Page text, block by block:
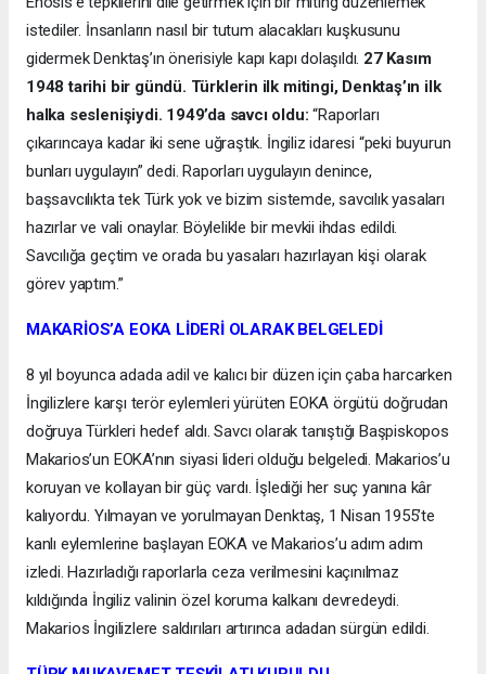
istediler. İnsanların nasıl bir tutum alacakları kuşkusunu
gidermek Denktaş’ın önerisiyle kapı kapı dolaşıldı. 27 Kasım
1948 tarihi bir gündü. Türklerin ilk mitingi, Denktaş’ın ilk
halka seslenişiydi. 1949’da savcı oldu:“Raporları
çıkarıncaya kadar iki sene uğraştık. İngiliz idaresi “peki buyurun
bunları uygulayın” dedi. Raporları uygulayın denince,
başsavcılıkta tek Türk yok ve bizim sistemde, savcılık yasaları
hazırlar ve vali onaylar. Böylelikle bir mevkii ihdas edildi.
Savcılığa geçtim ve orada bu yasaları hazırlayan kişi olarak
görev yaptım.”
MAKARİOS’A EOKA LİDERİ OLARAK BELGELEDİ
8 yıl boyunca adada adil ve kalıcı bir düzen için çaba harcarken
İngilizlere karşı terör eylemleri yürüten EOKA örgütü doğrudan
doğruya Türkleri hedef aldı. Savcı olarak tanıştığı Başpiskopos
Makarios’un EOKA’nın siyasi lideri olduğu belgeledi. Makarios’u
koruyan ve kollayan bir güç vardı. İşlediği her suç yanına kâr
kalıyordu. Yılmayan ve yorulmayan Denktaş, 1 Nisan 1955’te
kanlı eylemlerine başlayan EOKA ve Makarios’u adım adım
izledi. Hazırladığı raporlarla ceza verilmesini kaçınılmaz
kıldığında İngiliz valinin özel koruma kalkanı devredeydi.
Makarios İngilizlere saldırıları artırınca adadan sürgün edildi.